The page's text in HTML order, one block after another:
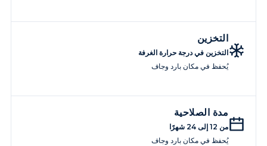
التخزين
التخزين في درجة حرارة الغرفة
يُحفظ في مكان بارد وجاف
مدة الصلاحية
من 12 إلى 24 شهرًا
يُحفظ في مكان بارد وجاف